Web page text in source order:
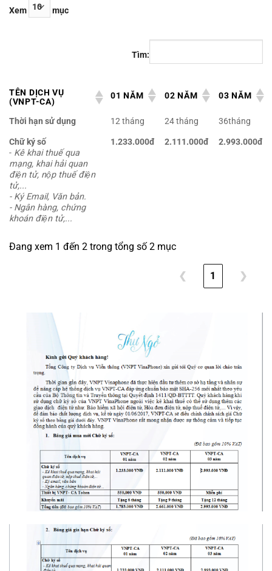
Xem mục
Tìm:
TÊN DỊCH VỤ
(VNPT-CA)
01 NĂM 02 NĂM 03 NĂM
Thời hạn sử dụng 12 tháng 24 tháng
36tháng
Chữ ký số
- Kê khai thuế qua
mạng, khai hải quan
điện tử, nộp thuế điện
tử,...
- Ký Email, Văn bản.
- Ngân hàng, chứng
khoán điện tử,...
1.233.000đ 2.111.000đ 2.993.000đ
Đang xem 1 đến 2 trong tổng số 2 mục
❮ 1 ❯